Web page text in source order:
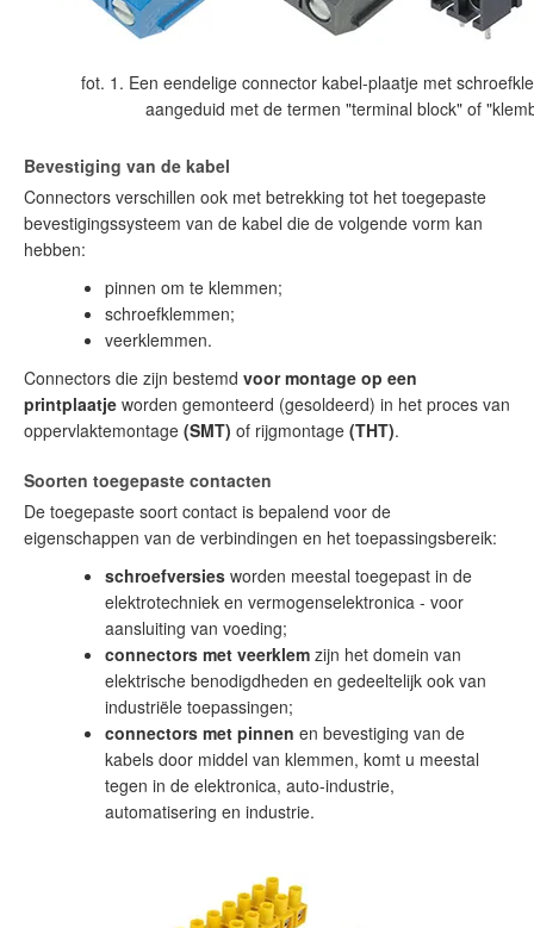
fot. 1. Een eendelige connector kabel-plaatje met
aangeduid met de termen "terminal block" of
Bevestiging van de kabel
Connectors verschillen ook met betrekking tot het toegepaste
bevestigingssysteem van de kabel die de volgende vorm kan
hebben:
pinnen om te klemmen;
schroefklemmen;
veerklemmen.
Connectors die zijn bestemd voor montage op een
printplaatje worden gemonteerd (gesoldeerd) in het proces van
oppervlaktemontage (SMT) of rijgmontage (THT).
Soorten toegepaste contacten
De toegepaste soort contact is bepalend voor de
eigenschappen van de verbindingen en het toepassingsbereik:
schroefversies worden meestal toegepast in de
elektrotechniek en vermogenselektronica - voor
aansluiting van voeding;
connectors met veerklem zijn het domein van
elektrische benodigdheden en gedeeltelijk ook van
industriële toepassingen;
connectors met pinnen en bevestiging van de
kabels door middel van klemmen, komt u meestal
tegen in de elektronica, auto-industrie,
automatisering en industrie.